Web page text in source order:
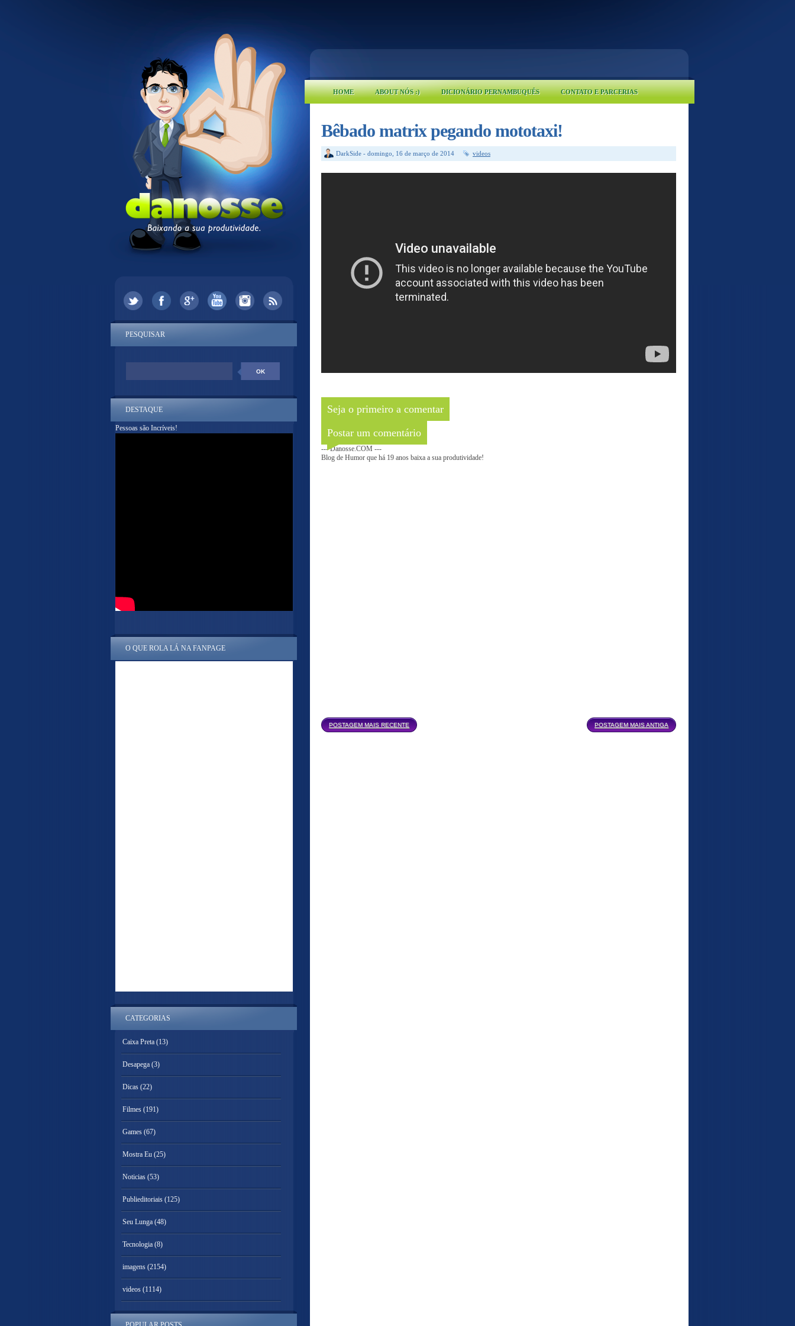
HOME ABOUT NÓS :) DICIONÁRIO PERNAMBUQUÊS CONTATO E PARCERIAS
Bêbado matrix pegando mototaxi!
DarkSide - domingo, 16 de março de 2014 videos
Seja o primeiro a comentar
Postar um comentário
--- Danosse.COM ---
Blog de Humor que há 19 anos baixa a sua produtividade!
POSTAGEM MAIS RECENTE POSTAGEM MAIS ANTIGA
PESQUISAR
DESTAQUE
Pessoas são Incríveis!
O QUE ROLA LÁ NA FANPAGE
CATEGORIAS
Caixa Preta (13)
Desapega (3)
Dicas (22)
Filmes (191)
Games (67)
Mostra Eu (25)
Noticias (53)
Publieditoriais (125)
Seu Lunga (48)
Tecnologia (8)
imagens (2154)
videos (1114)